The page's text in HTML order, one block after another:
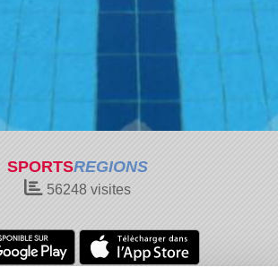
SPORTSREGIONS
56248visites